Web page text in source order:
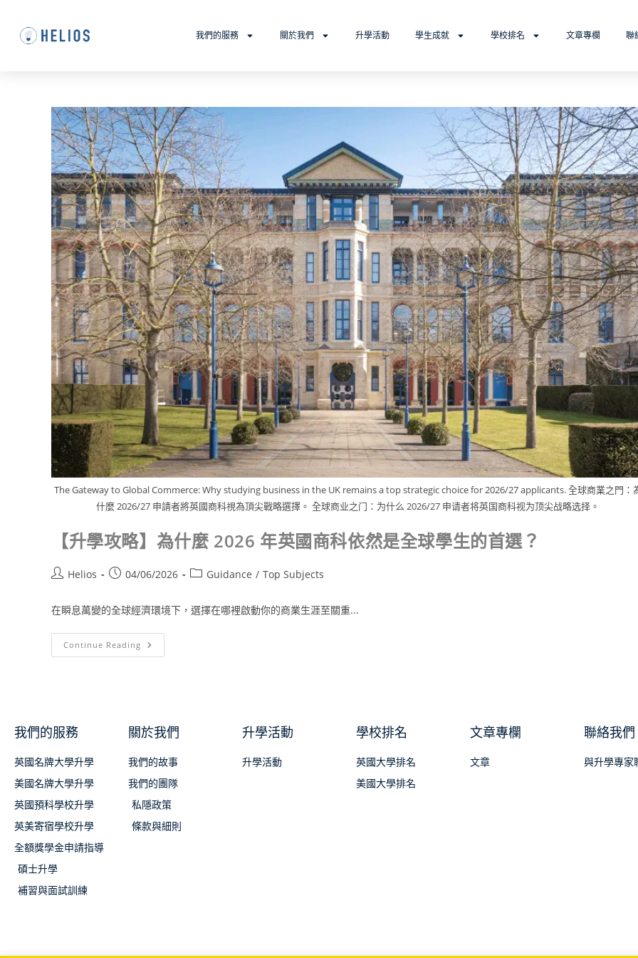
我們的服務 關於我們 升學活動 學生成就 學校排名 文章專欄 聯
The Gateway to Global Commerce: Why studying business in the UK remains a top strategic choice for 2026/27 applicants. 全球商業之門：
什麼 2026/27 申請者將英國商科視為頂尖戰略選擇。 全球商业之门：为什么 2026/27 申请者将英国商科视为顶尖战略选择。
【升學攻略】為什麼 2026 年英國商科依然是全球學生的首選？
Helios 04/06/2026 Guidance / Top Subjects
在瞬息萬變的全球經濟環境下，選擇在哪裡啟動你的商業生涯至關重...
Continue Reading
我們的服務
英國名牌大學升學
美國名牌大學升學
英國預科學校升學
英美寄宿學校升學
全額獎學金申請指導
碩士升學
補習與面試訓練
關於我們
我們的故事
我們的團隊
私隱政策
條款與細則
升學活動
升學活動
學校排名
英國大學排名
美國大學排名
文章專欄
文章
聯絡我們
與升學專家